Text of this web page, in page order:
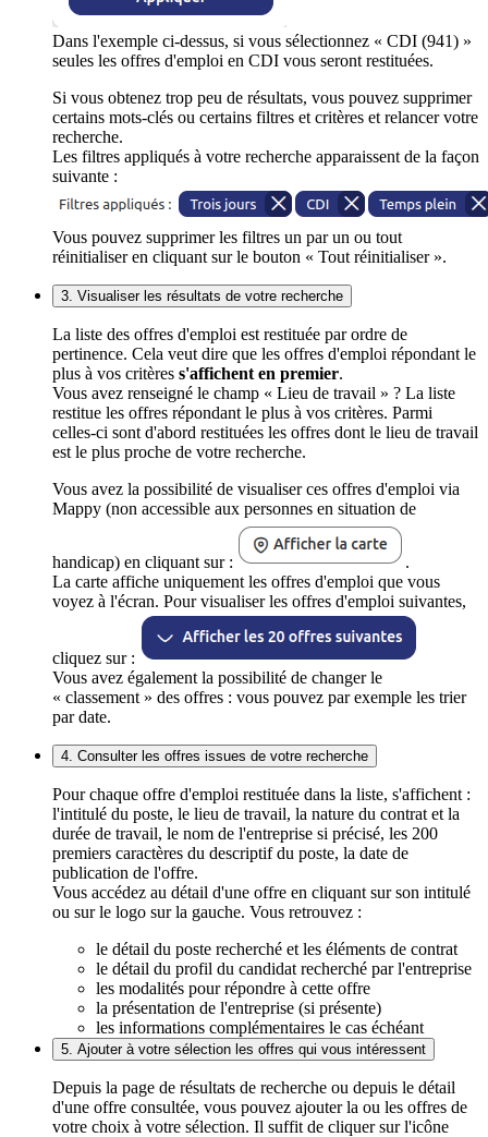
Dans l'exemple ci-dessus, si vous sélectionnez « CDI (941) »
seules les offres d'emploi en CDI vous seront restituées.
Si vous obtenez trop peu de résultats, vous pouvez supprimer
certains mots-clés ou certains filtres et critères et relancer votre
recherche.
Les filtres appliqués à votre recherche apparaissent de la façon
suivante :
Vous pouvez supprimer les filtres un par un ou tout
réinitialiser en cliquant sur le bouton « Tout réinitialiser ».
3. Visualiser les résultats de votre recherche
La liste des offres d'emploi est restituée par ordre de
pertinence. Cela veut dire que les offres d'emploi répondant le
plus à vos critères s'affichent en premier.
Vous avez renseigné le champ « Lieu de travail » ? La liste
restitue les offres répondant le plus à vos critères. Parmi
celles-ci sont d'abord restituées les offres dont le lieu de travail
est le plus proche de votre recherche.
Vous avez la possibilité de visualiser ces offres d'emploi via
Mappy (non accessible aux personnes en situation de
handicap) en cliquant sur :
.
La carte affiche uniquement les offres d'emploi que vous
voyez à l'écran. Pour visualiser les offres d'emploi suivantes,
cliquez sur :
Vous avez également la possibilité de changer le
« classement » des offres : vous pouvez par exemple les trier
par date.
4. Consulter les offres issues de votre recherche
Pour chaque offre d'emploi restituée dans la liste, s'affichent :
l'intitulé du poste, le lieu de travail, la nature du contrat et la
durée de travail, le nom de l'entreprise si précisé, les 200
premiers caractères du descriptif du poste, la date de
publication de l'offre.
Vous accédez au détail d'une offre en cliquant sur son intitulé
ou sur le logo sur la gauche. Vous retrouvez :
le détail du poste recherché et les éléments de contrat
le détail du profil du candidat recherché par l'entreprise
les modalités pour répondre à cette offre
la présentation de l'entreprise (si présente)
les informations complémentaires le cas échéant
5. Ajouter à votre sélection les offres qui vous intéressent
Depuis la page de résultats de recherche ou depuis le détail
d'une offre consultée, vous pouvez ajouter la ou les offres de
votre choix à votre sélection. Il suffit de cliquer sur l'icône